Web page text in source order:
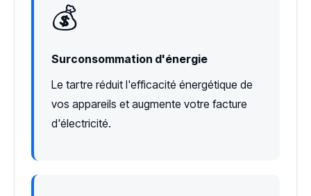
💰
Surconsommation d'énergie
Le tartre réduit l'efficacité énergétique de
vos appareils et augmente votre facture
d'électricité.